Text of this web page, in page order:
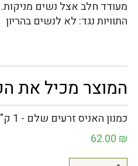
מעודד חלב אצל נשים מניקות.
התוויות נגד: לא לנשים בהריון
המוצר מכיל את
כמנון האניס זרעים שלם - 1 ק"ג
62.00 ₪